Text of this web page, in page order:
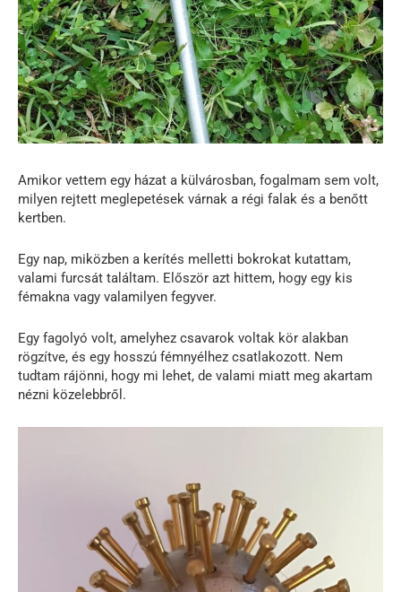
Amikor vettem egy házat a külvárosban, fogalmam sem volt,
milyen rejtett meglepetések várnak a régi falak és a benőtt
kertben.
Egy nap, miközben a kerítés melletti bokrokat kutattam,
valami furcsát találtam. Először azt hittem, hogy egy kis
fémakna vagy valamilyen fegyver.
Egy fagolyó volt, amelyhez csavarok voltak kör alakban
rögzítve, és egy hosszú fémnyélhez csatlakozott. Nem
tudtam rájönni, hogy mi lehet, de valami miatt meg akartam
nézni közelebbről.